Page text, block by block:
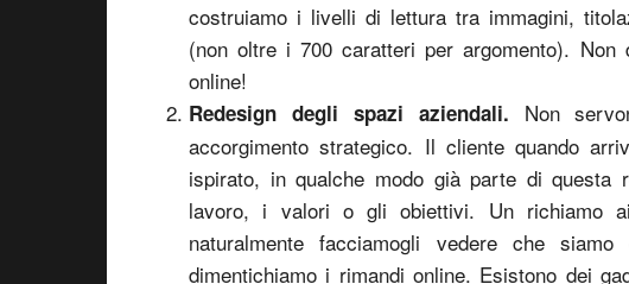
costruiamo i livelli di lettura tra immagini,
(non oltre i 700 caratteri per argomento). Non
online!
Redesign degli spazi aziendali. Non
accorgimento strategico. Il cliente quando
ispirato, in qualche modo già parte di questa
lavoro, i valori o gli obiettivi. Un richiamo
naturalmente facciamogli vedere che
dimentichiamo i rimandi online. Esistono dei